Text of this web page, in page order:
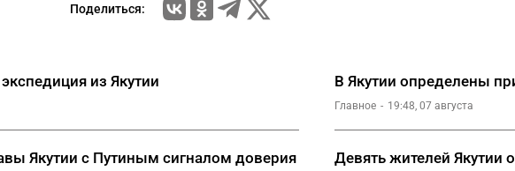
Поделиться:
из Якутии В Якутии определены
Главное 19:48, 07 августа
Якутии с Путиным сигналом доверия
Девять жителей Якутии